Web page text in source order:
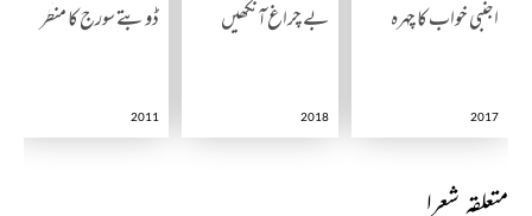
اجنبی خواب کا چہرہ
2017
بے چراغ آنکھیں
2018
ڈوبتے سورج کا منظر
2011
متعلقہ شعرا